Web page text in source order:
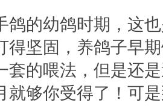
的幼鸽时期，这
得坚固，养鸽子早
套的喂法，但是还
就够你受得了！可